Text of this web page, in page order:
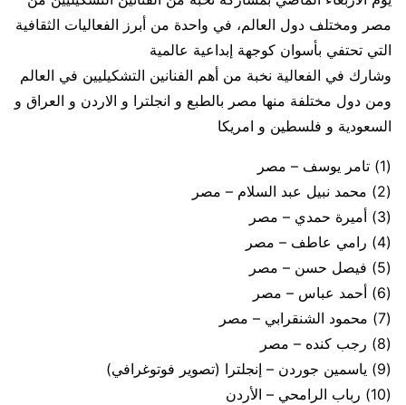
مصر ومختلف دول العالم، في واحدة من أبرز الفعاليات الثقافية
التي تحتفي بأسوان كوجهة إبداعية عالمية
وشارك في الفعالية نخبة من أهم الفنانين التشكيليين في العالم
ومن دول مختلفة منها مصر بالطبع و انجلترا و الاردن و العراق و
السعودية و فلسطين و امريكا
(1) تامر يوسف – مصر
(2) محمد نبيل عبد السلام – مصر
(3) أميرة حمدي – مصر
(4) رامي عاطف – مصر
(5) فيصل حسن – مصر
(6) أحمد عباس – مصر
(7) محمود الشنقرابي – مصر
(8) رجب كنده – مصر
(9) ياسمين جوردن – إنجلترا (تصوير فوتوغرافي)
(10) رباب الرامحي – الأردن